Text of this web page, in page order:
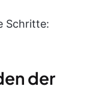
Schritte:
der